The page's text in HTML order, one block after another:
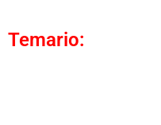
Temario: